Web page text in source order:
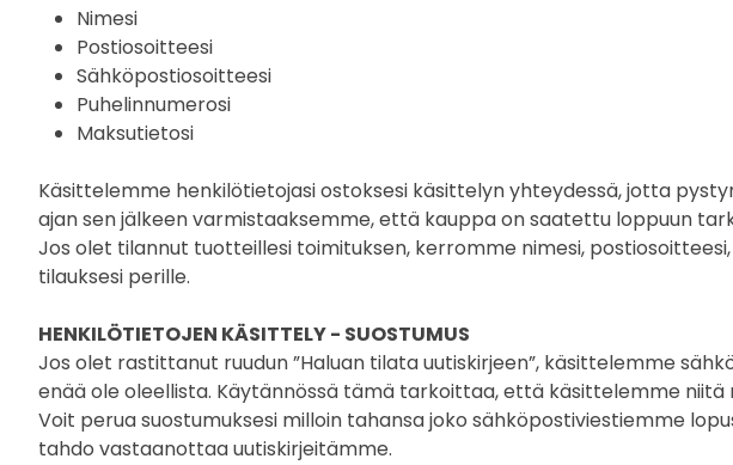
Nimesi
Postiosoitteesi
Sähköpostiosoitteesi
Puhelinnumerosi
Maksutietosi
Käsittelemme henkilötietojasi ostoksesi käsittelyn yhteydessä, jotta
ajan sen jälkeen varmistaaksemme, että kauppa on saatettu loppuun
Jos olet tilannut tuotteillesi toimituksen, kerromme nimesi,
tilauksesi perille.
HENKILÖTIETOJEN KÄSITTELY - SUOSTUMUS
Jos olet rastittanut ruudun ”Haluan tilata uutiskirjeen”, käsittelemme
enää ole oleellista. Käytännössä tämä tarkoittaa, että käsittelemme
Voit perua suostumuksesi milloin tahansa joko sähköpostiviestiemme
tahdo vastaanottaa uutiskirjeitämme.